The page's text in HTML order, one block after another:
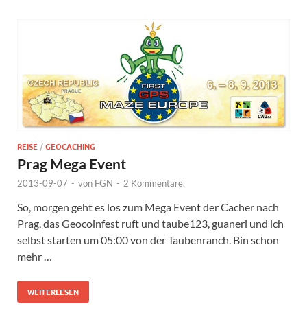
REISE /GEOCACHING
Prag Mega Event
2013-09-07 - von FGN - 2 Kommentare.
So, morgen geht es los zum Mega Event der Cacher nach
Prag, das Geocoinfest ruft und taube123, guaneri und ich
selbst starten um 05:00 von der Taubenranch. Bin schon
mehr …
WEITERLESEN